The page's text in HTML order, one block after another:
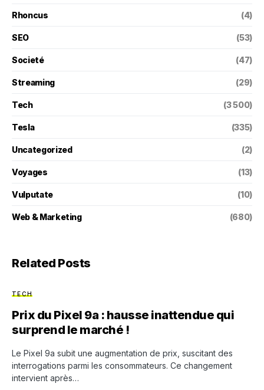
Rhoncus (4)
SEO (53)
Societé (47)
Streaming (29)
Tech (3 500)
Tesla (335)
Uncategorized (2)
Voyages (13)
Vulputate (10)
Web & Marketing (680)
Related Posts
TECH
Prix du Pixel 9a : hausse inattendue qui
surprend le marché !
Le Pixel 9a subit une augmentation de prix, suscitant des
interrogations parmi les consommateurs. Ce changement
intervient après…